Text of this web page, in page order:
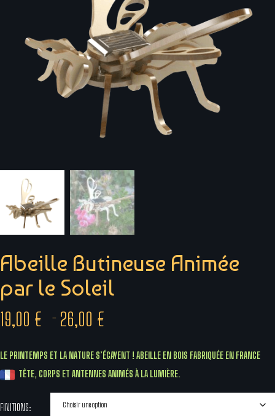
Abeille Butineuse Animée
par le Soleil
19,00 € – 26,00 €
LE PRINTEMPS ET LA NATURE S’ÉGAYENT ! ABEILLE EN BOIS FABRIQUÉE EN FRANCE
TÊTE, CORPS ET ANTENNES ANIMÉS À LA LUMIÈRE.
FINITIONS